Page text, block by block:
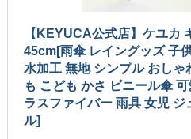
【KEYUCA公式店】ケユカ
45cm[雨傘 レイングッズ 子
水加工 無地 シンプル おしゃ
も こども かさ ビニール傘
ラスファイバー 雨具 女児
ル]